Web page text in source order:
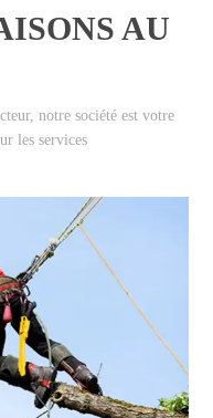
AU
notre société est votre
les services